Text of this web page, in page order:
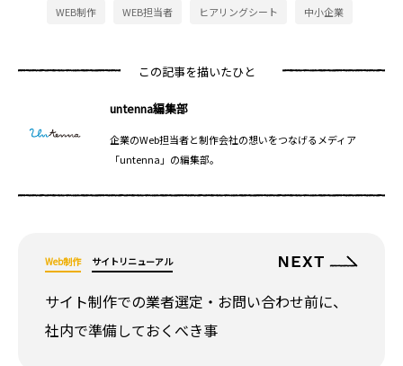
WEB制作 WEB担当者 ヒアリングシート 中小企業
この記事を描いたひと
untenna編集部
企業のWeb担当者と制作会社の想いをつなげるメディア
「untenna」の編集部。
Web制作 サイトリニューアル
サイト制作での業者選定・お問い合わせ前に、
社内で準備しておくべき事